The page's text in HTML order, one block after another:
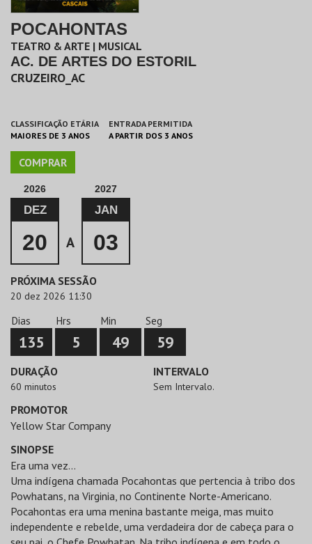
POCAHONTAS
TEATRO & ARTE | MUSICAL
AC. DE ARTES DO ESTORIL
CRUZEIRO_AC
CLASSIFICAÇÃO ETÁRIA
MAIORES DE 3 ANOS
ENTRADA PERMITIDA
A PARTIR DOS 3 ANOS
COMPRAR
2026
DEZ
20 A
2027
JAN
03
PRÓXIMA SESSÃO
20 dez 2026 11:30
Dias
135
Hrs
5
Min
49
Seg
59
DURAÇÃO
60 minutos
INTERVALO
Sem Intervalo.
PROMOTOR
Yellow Star Company
SINOPSE
Era uma vez…
Uma indígena chamada Pocahontas que pertencia à tribo dos
Powhatans, na Virginia, no Continente Norte-Americano.
Pocahontas era uma menina bastante meiga, mas muito
independente e rebelde, uma verdadeira dor de cabeça para o